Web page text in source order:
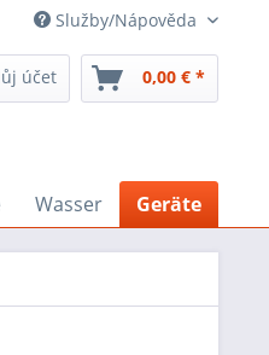
Služby/Nápověda
účet 0,00 € *
Wasser Geräte